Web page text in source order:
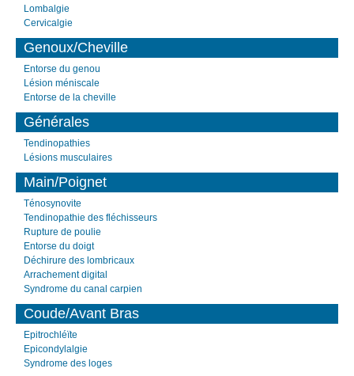
Lombalgie
Cervicalgie
Genoux/Cheville
Entorse du genou
Lésion méniscale
Entorse de la cheville
Générales
Tendinopathies
Lésions musculaires
Main/Poignet
Ténosynovite
Tendinopathie des fléchisseurs
Rupture de poulie
Entorse du doigt
Déchirure des lombricaux
Arrachement digital
Syndrome du canal carpien
Coude/Avant Bras
Epitrochléïte
Epicondylalgie
Syndrome des loges